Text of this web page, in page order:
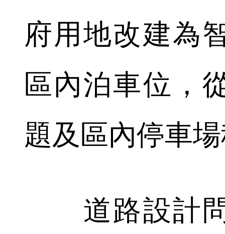
府用地改建為
區內泊車位，
題及區內停車
道路設計問